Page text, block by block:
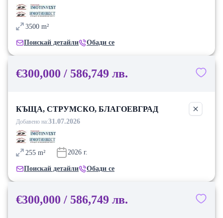
3500 m²
Поискай детайли Обади се
€300,000 / 586,749 лв.
КЪЩА, СТРУМСКО, БЛАГОЕВГРАД
Добавено на:31.07.2026
255 m² 2026 г.
Поискай детайли Обади се
€300,000 / 586,749 лв.